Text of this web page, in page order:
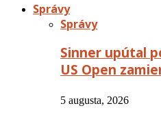
Správy
Správy
Sinner upútal
US Open
5 augusta, 2026